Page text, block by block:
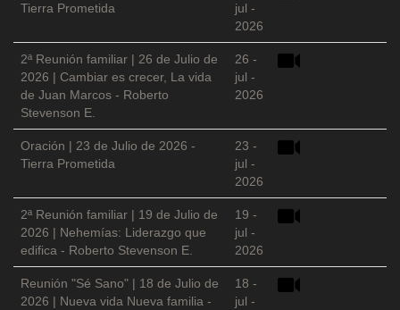
Tierra Prometida
jul -
2026
2ª Reunión familiar | 26 de Julio de
2026 | Cambiar es crecer, La vida
de Juan Marcos - Roberto
Stevenson E.
26 -
jul -
2026
Oración | 23 de Julio de 2026 -
Tierra Prometida
23 -
jul -
2026
2ª Reunión familiar | 19 de Julio de
2026 | Nehemías: Liderazgo que
edifica - Roberto Stevenson E.
19 -
jul -
2026
Reunión "Sé Sano" | 18 de Julio de
2026 | Nueva vida Nueva familia -
18 -
jul -